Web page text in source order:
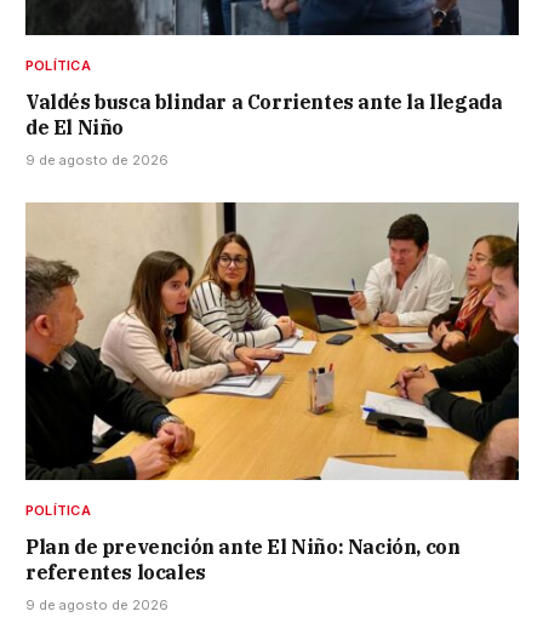
POLÍTICA
Valdés busca blindar a Corrientes ante la llegada
de El Niño
9 de agosto de 2026
POLÍTICA
Plan de prevención ante El Niño: Nación, con
referentes locales
9 de agosto de 2026